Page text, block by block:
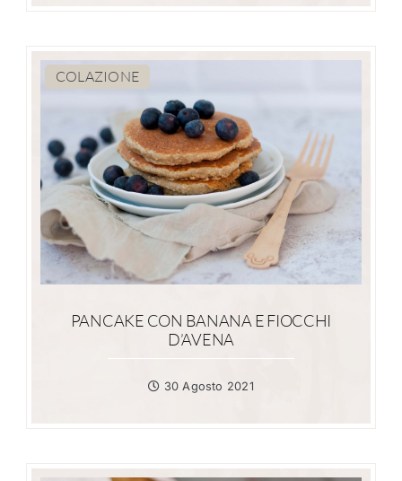
COLAZIONE
PANCAKE CON BANANA E FIOCCHI
D’AVENA
30 Agosto 2021